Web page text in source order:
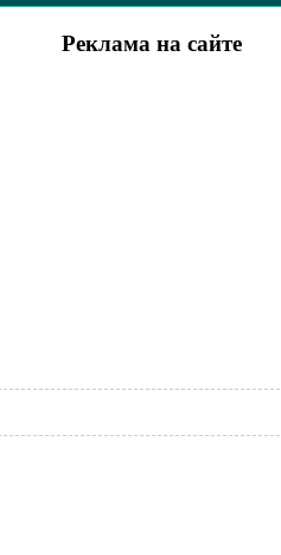
Реклама на сайте